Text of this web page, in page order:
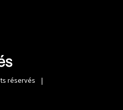
réservés |